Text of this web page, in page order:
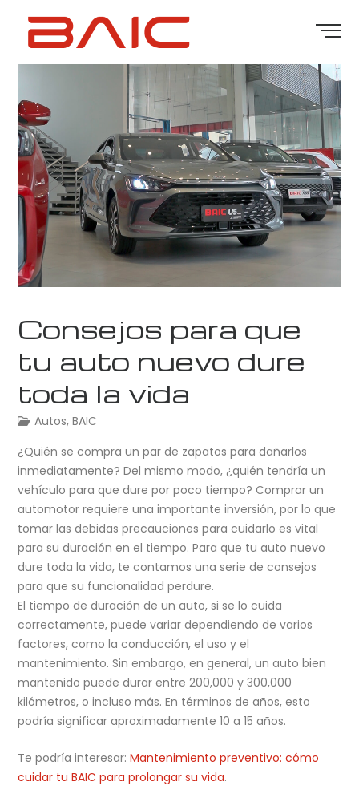
Consejos para que
tu auto nuevo dure
toda la vida
Autos,BAIC
¿Quién se compra un par de zapatos para dañarlos
inmediatamente? Del mismo modo, ¿quién tendría un
vehículo para que dure por poco tiempo? Comprar un
automotor requiere una importante inversión, por lo que
tomar las debidas precauciones para cuidarlo es vital
para su duración en el tiempo. Para que tu auto nuevo
dure toda la vida, te contamos una serie de consejos
para que su funcionalidad perdure.
El tiempo de duración de un auto, si se lo cuida
correctamente, puede variar dependiendo de varios
factores, como la conducción, el uso y el
mantenimiento. Sin embargo, en general, un auto bien
mantenido puede durar entre 200,000 y 300,000
kilómetros, o incluso más. En términos de años, esto
podría significar aproximadamente 10 a 15 años.
Te podría interesar:Mantenimiento preventivo: cómo
cuidar tu BAIC para prolongar su vida.